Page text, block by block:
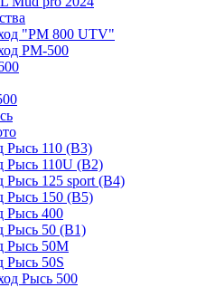
"РМ 800 UTV"
РМ-500
Рысь 110 (B3)
Рысь 110U (B2)
Рысь 125 sport (B4)
Рысь 150 (B5)
Рысь 400
Рысь 50 (B1)
Рысь 50M
Рысь 50S
Рысь 500